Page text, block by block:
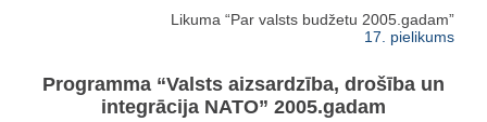
Likuma “Par valsts budžetu 2005.gadam”
17. pielikums
Programma “Valsts aizsardzība, drošība un
integrācija NATO” 2005.gadam